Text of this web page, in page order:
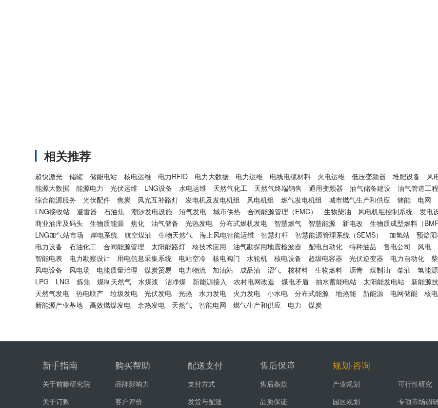
相关推荐
超快激光 储罐 储能电站 核电运维 电力RFID 电力大数据 电力运维 电线电缆材料 火电运维 低压变频器 堆肥设备 风
能源大数据
能源电力 光伏运维 LNG设备 水电运维 天然气化工 天然气终端销售 通用变频器 油气储备建设 油气管道工
综合能源服务
光伏配件 焦炭 风光互补路灯 发电机及发电机组 风电机组 燃气发电机组 城市燃气生产和供应 储能 电网
LNG接收站
避雷器 石油焦 潮汐发电设施 沼气发电 城市供热 合同能源管理（EMC） 生物柴油 风电机组控制系统 发电
商业油库及码头
生物质能源 焦化 油气储备 光热发电 分布式燃机发电 智慧燃气 智慧能源 新电改 生物质成型燃料（BMF
LNG加气站市场
岸电系统 航空煤油 生物天然气 海上风电智能运维 智慧灯杆 智慧能源管理系统（SEMS） 加氢站 预焙
电力设备
石油化工 合同能源管理 太阳能路灯 核技术应用 油气勘探用地震检波器 配电自动化 特种油品 售电公司 风电
智能电表
电力勘察设计 用电信息采集系统 电站空冷 核电阀门 水轮机 核电设备 超级电容器 光伏逆变器 电力自动化
风电设备
风电场 电能质量治理 煤炭贸易 电力物流 加油站 成品油 沼气 核材料 生物燃料 沥青 煤制油 柴油 氢能源
LPG
LNG 炼焦 煤制天然气 水煤浆 洁净煤 新能源接入 农村电网改造 煤电矛盾 抽水蓄能电站 太阳能发电站 新能源
天然气发电
热电联产 垃圾发电 光伏发电 光热 水力发电 火力发电 小水电 分布式能源 地热能 新能源 电网储能 核电
新能源产业基地
高效燃煤发电 余热发电 天然气 智能电网 燃气生产和供应 电力 煤炭
新手指南
关于前瞻研究院
关于订购
购买帮助
品牌影响力
客户评价
配送支付
支付方式
发货与配送
售后保障
售后条款
品质保证
规划·咨询
产业规划
可行性研究
园区规划
专项市场调